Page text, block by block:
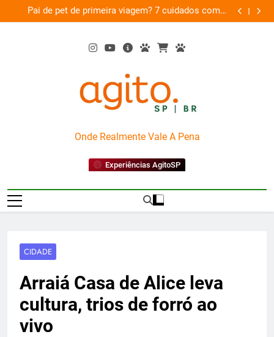
to
Pai de pet de primeira viagem? 7 cuidados com o
novo membro da família
AgitoSP
Onde Realmente Vale A Pena
Experiências AgitoSP
CIDADE
Arraiá Casa de Alice leva
cultura, trios de forró ao
vivo